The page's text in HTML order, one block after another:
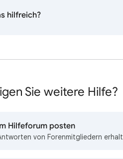
hilfreich?
Sie weitere Hilfe?
Hilfeforum posten
von Forenmitgliedern